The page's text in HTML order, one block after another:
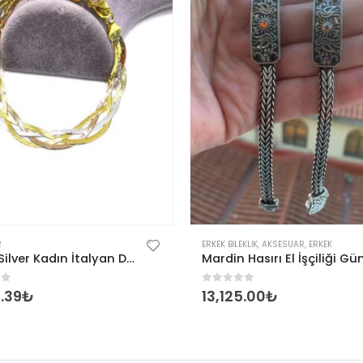
Omar Silver Kadın İtalyan Dörtlü Örgü Gümüş Bileklik
5₺
ERKEK BILEKLIK, AKSESUAR, ERKEK
0out of 5
13,125.00₺